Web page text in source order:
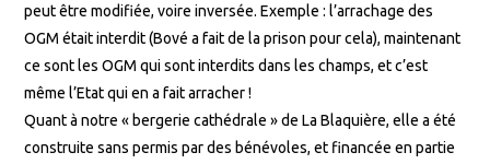
peut être modifiée, voire inversée. Exemple : l’arrachage des
OGM était interdit (Bové a fait de la prison pour cela), maintenant
ce sont les OGM qui sont interdits dans les champs, et c’est
même l’Etat qui en a fait arracher !
Quant à notre « bergerie cathédrale » de La Blaquière, elle a été
construite sans permis par des bénévoles, et financée en partie